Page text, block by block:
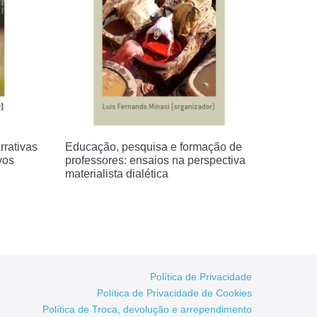
Educação, pesquisa e formação de
professores: ensaios na perspectiva
materialista dialética
Política de Privacidade
Política de Privacidade de Cookies
Política de Troca, devolução e arrependimento